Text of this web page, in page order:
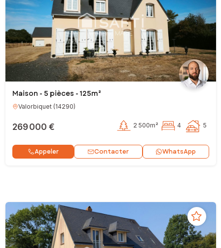
Maison - 5 pièces - 125m²
Valorbiquet(14290)
269 000 € 2 500m² 4 5
Appeler Contacter WhatsApp